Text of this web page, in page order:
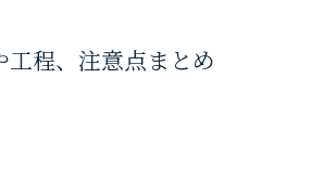
程、注意点まとめ